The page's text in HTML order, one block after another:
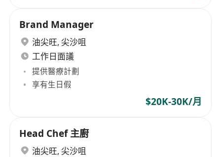
Brand Manager
油尖旺, 尖沙咀
工作日面議
提供醫療計劃
享有生日假
$20K-30K/月
Head Chef 主廚
油尖旺, 尖沙咀